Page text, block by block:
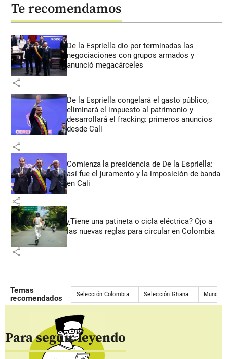
Te recomendamos
De la Espriella dio por terminadas las
negociaciones con grupos armados y
anunció megacárceles
share
De la Espriella congelará el gasto público,
eliminará el impuesto al patrimonio y
desarrollará el fracking: primeros anuncios
desde Cali
share
Comienza la presidencia de De la Espriella:
así fue el juramento y la imposición de banda
en Cali
share
¿Tiene una patineta o cicla eléctrica? Ojo a
las nuevas reglas para circular en Colombia
share
Temas
recomendados
Selección Colombia Selección Ghana Mundial
Para seguir leyendo